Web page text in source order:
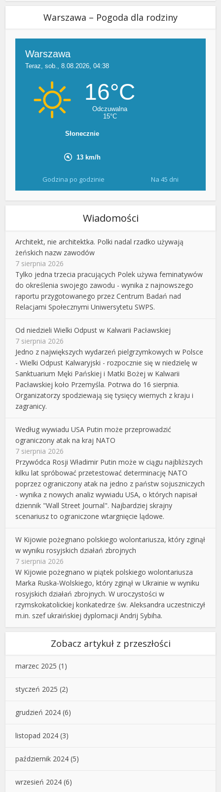
Warszawa – Pogoda dla rodziny
Godzina po godzinie Na 45 dni
Wiadomości
Architekt, nie architektka. Polki nadal rzadko używają
żeńskich nazw zawodów
7 sierpnia 2026
Tylko jedna trzecia pracujących Polek używa feminatywów
do określenia swojego zawodu - wynika z najnowszego
raportu przygotowanego przez Centrum Badań nad
Relacjami Społecznymi Uniwersytetu SWPS.
Od niedzieli Wielki Odpust w Kalwarii Pacławskiej
7 sierpnia 2026
Jedno z największych wydarzeń pielgrzymkowych w Polsce
- Wielki Odpust Kalwaryjski - rozpocznie się w niedzielę w
Sanktuarium Męki Pańskiej i Matki Bożej w Kalwarii
Pacławskiej koło Przemyśla. Potrwa do 16 sierpnia.
Organizatorzy spodziewają się tysięcy wiernych z kraju i
zagranicy.
Według wywiadu USA Putin może przeprowadzić
ograniczony atak na kraj NATO
7 sierpnia 2026
Przywódca Rosji Władimir Putin może w ciągu najbliższych
kilku lat spróbować przetestować determinację NATO
poprzez ograniczony atak na jedno z państw sojuszniczych
- wynika z nowych analiz wywiadu USA, o których napisał
dziennik "Wall Street Journal". Najbardziej skrajny
scenariusz to ograniczone wtargnięcie lądowe.
W Kijowie pożegnano polskiego wolontariusza, który zginął
w wyniku rosyjskich działań zbrojnych
7 sierpnia 2026
W Kijowie pożegnano w piątek polskiego wolontariusza
Marka Ruska-Wolskiego, który zginął w Ukrainie w wyniku
rosyjskich działań zbrojnych. W uroczystości w
rzymskokatolickiej konkatedrze św. Aleksandra uczestniczył
m.in. szef ukraińskiej dyplomacji Andrij Sybiha.
Zobacz artykuł z przeszłości
marzec 2025 (1)
styczeń 2025 (2)
grudzień 2024 (6)
listopad 2024 (3)
październik 2024 (5)
wrzesień 2024 (6)